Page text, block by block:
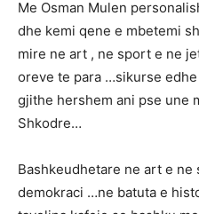
Me Osman Mulen
dhe kemi qene e mbetemi
mire ne art , ne sport e ne
oreve te para …sikurse
gjithe hershem ani pse une
Shkodre…
Bashkeudhetare ne art e
demokraci …ne batuta e